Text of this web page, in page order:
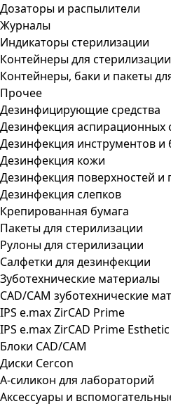
Дозаторы и распылители
Журналы
Индикаторы стерилизации
Контейнеры для стерилизации
Контейнеры, баки и пакеты
Прочее
Дезинфицирующие средства
Дезинфекция аспирационных
Дезинфекция инструментов и
Дезинфекция кожи
Дезинфекция поверхностей
Дезинфекция слепков
Крепированная бумага
Пакеты для стерилизации
Рулоны для стерилизации
Салфетки для дезинфекции
Зуботехнические материалы
CAD/CAM зуботехнические
IPS e.max ZirCAD Prime
IPS e.max ZirCAD Prime Esthetic
Блоки CAD/CAM
Диски Cercon
А-силикон для лабораторий
Аксессуары и